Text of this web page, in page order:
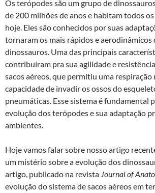
c
e
b
o
o
k
i
t
t
e
r
a
t
s
A
p
p
a
i
l
l
e
g
r
a
m
a
r
e
Os terópodes são um grupo de
de 200 milhões de anos e habitam todos
hoje. Eles são conhecidos por suas
tornaram os mais rápidos e aerodinâmicos
dinossauros. Uma das principais
contribuíram pra sua agilidade e
sacos aéreos, que permitiu uma respiração
capacidade de invadir os ossos do
pneumáticas. Esse sistema é fundamental
evolução dos terópodes e sua adaptação
ambientes.
Hoje vamos falar sobre nosso artigo
um mistério sobre a evolução dos
artigo, publicado na revista Journal of
evolução do sistema de sacos aéreos em